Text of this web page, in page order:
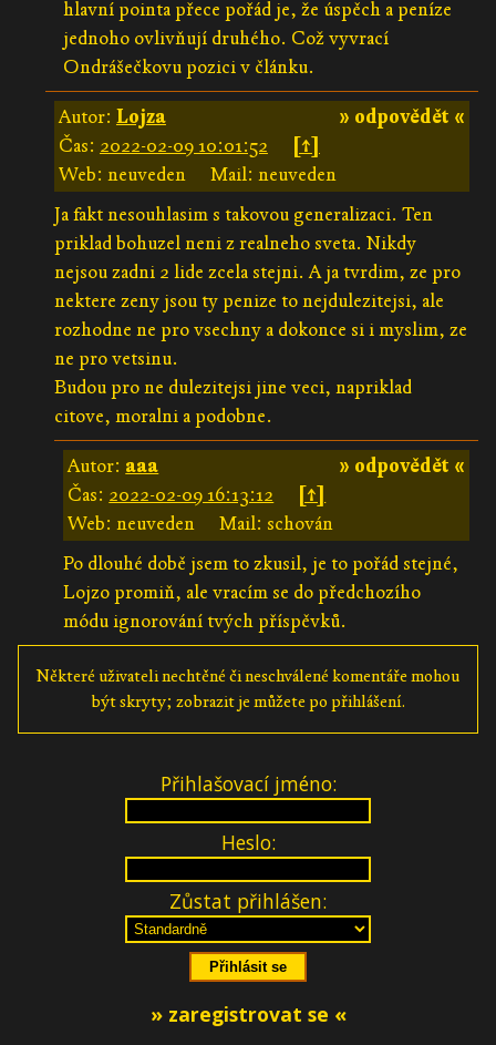
hlavní pointa přece pořád je, že úspěch a peníze
jednoho ovlivňují druhého. Což vyvrací
Ondrášečkovu pozici v článku.
» odpovědět «
Autor: Lojza
Čas: 2022-02-09 10:01:52
[↑]
Web: neuveden
Mail: neuveden
Ja fakt nesouhlasim s takovou generalizaci. Ten
priklad bohuzel neni z realneho sveta. Nikdy
nejsou zadni 2 lide zcela stejni. A ja tvrdim, ze pro
nektere zeny jsou ty penize to nejdulezitejsi, ale
rozhodne ne pro vsechny a dokonce si i myslim, ze
ne pro vetsinu.
Budou pro ne dulezitejsi jine veci, napriklad
citove, moralni a podobne.
» odpovědět «
Autor: aaa
Čas: 2022-02-09 16:13:12
[↑]
Web: neuveden
Mail: schován
Po dlouhé době jsem to zkusil, je to pořád stejné,
Lojzo promiň, ale vracím se do předchozího
módu ignorování tvých příspěvků.
Některé uživateli nechtěné či neschválené komentáře mohou
být skryty; zobrazit je můžete po přihlášení.
Přihlašovací jméno:
Heslo:
Zůstat přihlášen:
» zaregistrovat se «